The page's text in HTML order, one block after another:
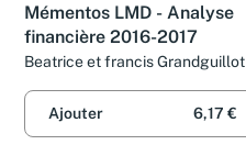
Mémentos LMD - Analyse
financière 2016-2017
Beatrice et francis Grandguillot
Ajouter 6,17 €